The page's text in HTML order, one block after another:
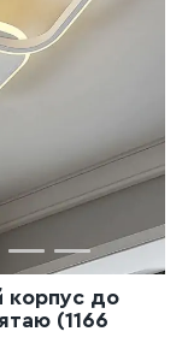
корпус до
(1166